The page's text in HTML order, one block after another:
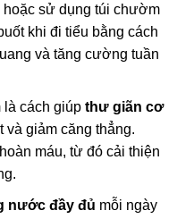
hoặc sử dụng túi chườm
khi đi tiểu bằng cách
và tăng cường tuần
cách giúp thư giãn cơ
và giảm căng thẳng.
máu, từ đó cải thiện
nước đầy đủ mỗi ngày